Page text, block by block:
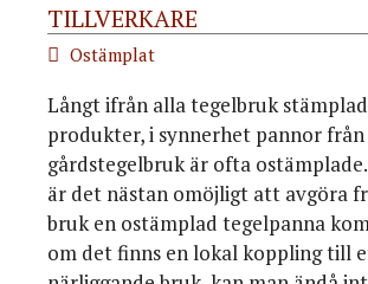
TILLVERKARE
Ostämplat
Långt ifrån alla tegelbruk
produkter, i synnerhet pannor
gårdstegelbruk är ofta
är det nästan omöjligt att avgöra
bruk en ostämplad tegelpanna
om det finns en lokal koppling till